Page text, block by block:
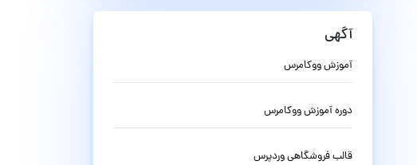
آگهی
آموزش ووکامرس
دوره آموزش ووکامرس
قالب فروشگاهی وردپرس